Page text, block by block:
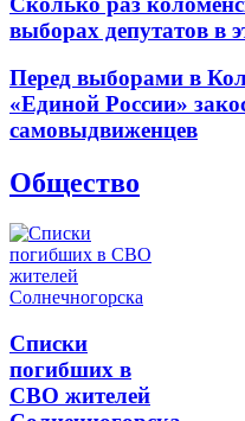
выборах депутатов в
Перед выборами в
«Единой России»
самовыдвиженцев
Общество
Списки
погибших в
СВО жителей